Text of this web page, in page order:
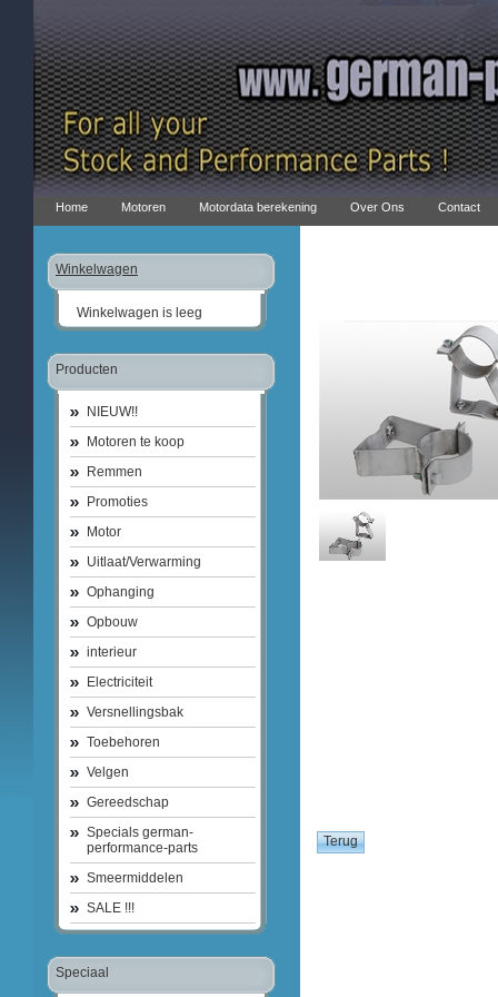
Home Motoren Motordata berekening Over Ons Contact
Winkelwagen
Winkelwagen is leeg
Producten
NIEUW!!
Motoren te koop
Remmen
Promoties
Motor
Uitlaat/Verwarming
Ophanging
Opbouw
interieur
Electriciteit
Versnellingsbak
Toebehoren
Velgen
Gereedschap
Specials german-
performance-parts
Smeermiddelen
SALE !!!
Speciaal